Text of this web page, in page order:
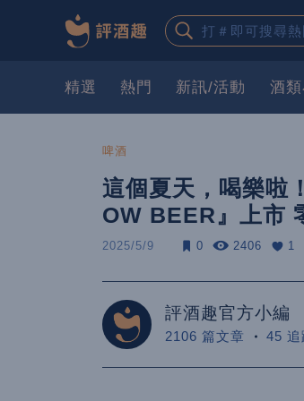
精選 熱門 新訊/活動 酒
啤酒
這個夏天，喝樂啦
OW BEER』上市
2025/5/9 0 2406 1
評酒趣官方小編
2106 篇文章 45 追